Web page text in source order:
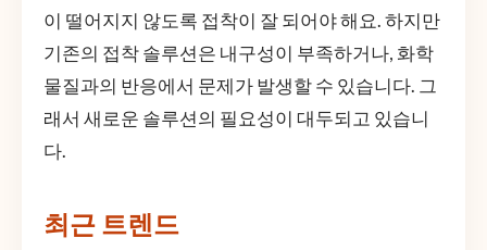
이 떨어지지 않도록 접착이 잘 되어야 해요. 하지만
기존의 접착 솔루션은 내구성이 부족하거나, 화학
물질과의 반응에서 문제가 발생할 수 있습니다. 그
래서 새로운 솔루션의 필요성이 대두되고 있습니
다.
최근 트렌드